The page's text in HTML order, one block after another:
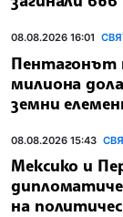
08.08.2026 16:01
Пентагонът
милиона
земни
08.08.2026 15:43
Мексико и
на